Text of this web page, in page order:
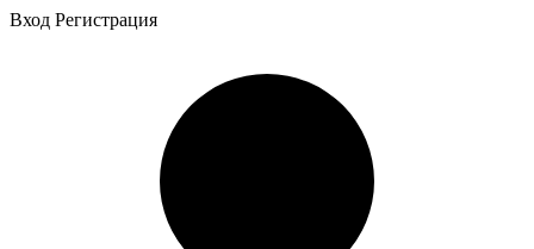
Вход Регистрация